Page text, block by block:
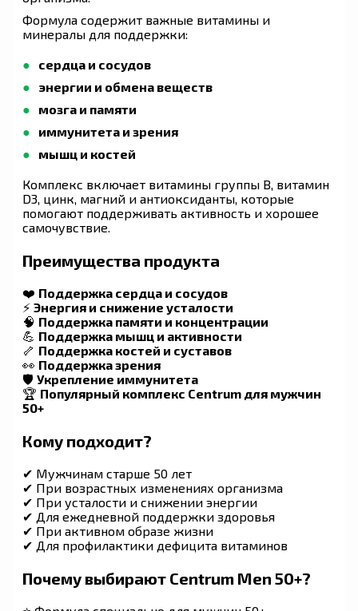
Формула содержит важные витамины и
минералы для поддержки:
сердца и сосудов
энергии и обмена веществ
мозга и памяти
иммунитета и зрения
мышц и костей
Комплекс включает витамины группы B, витамин
D3, цинк, магний и антиоксиданты, которые
помогают поддерживать активность и хорошее
самочувствие.
Преимущества продукта
❤️ Поддержка сердца и сосудов
⚡ Энергия и снижение усталости
🧠 Поддержка памяти и концентрации
💪 Поддержка мышц и активности
🦴 Поддержка костей и суставов
👀 Поддержка зрения
🛡 Укрепление иммунитета
🏆 Популярный комплекс Centrum для мужчин
50+
Кому подходит?
✔ Мужчинам старше 50 лет
✔ При возрастных изменениях организма
✔ При усталости и снижении энергии
✔ Для ежедневной поддержки здоровья
✔ При активном образе жизни
✔ Для профилактики дефицита витаминов
Почему выбирают Centrum Men 50+?